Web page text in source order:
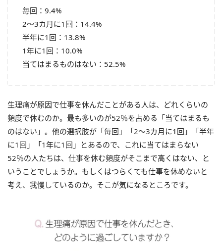
毎回：9.4%
2～3カ月に1回：14.4%
半年に1回：13.8%
1年に1回：10.0%
当てはまるものはない：52.5%
生理痛が原因で仕事を休んだことがある人は、どれくらいの
頻度で休むのか。最も多いのが52％を占める「当てはまるも
のはない」。他の選択肢が「毎回」「2～3カ月に1回」「半年
に1回」「1年に1回」とあるので、これに当てはまらない
52％の人たちは、仕事を休む頻度がそこまで高くはない、と
いうことでしょうか。もしくはつらくても仕事を休めないと
考え、我慢しているのか。そこが気になるところです。